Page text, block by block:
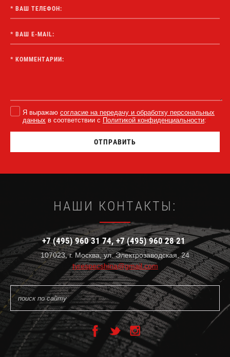
Я выражаюсогласие на передачу и обработку персональных
данных в соответствии с Политикой конфиденциальности: *
ОТПРАВИТЬ
НАШИ КОНТАКТЫ:
+7 (495) 960 31 74 +7 (495) 960 28 21
107023, г. Москва, ул. Электрозаводская, 24
tyrespecshina@gmail.com